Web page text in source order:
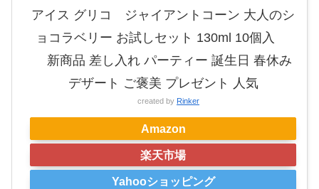
アイス グリコ ジャイアントコーン 大人のシ
ョコラベリー お試しセット 130ml 10個入
新商品 差し入れ パーティー 誕生日 春休み
デザート ご褒美 プレゼント 人気
created by Rinker
Amazon
楽天市場
Yahooショッピング